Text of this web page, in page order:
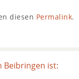
diesen Permalink.
Beibringen ist: